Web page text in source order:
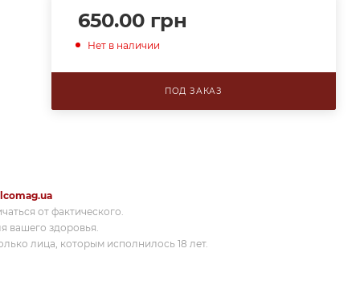
650.00грн
Нет в наличии
ПОД ЗАКАЗ
от фактического.
вашего здоровья.
лица, которым исполнилось 18 лет.